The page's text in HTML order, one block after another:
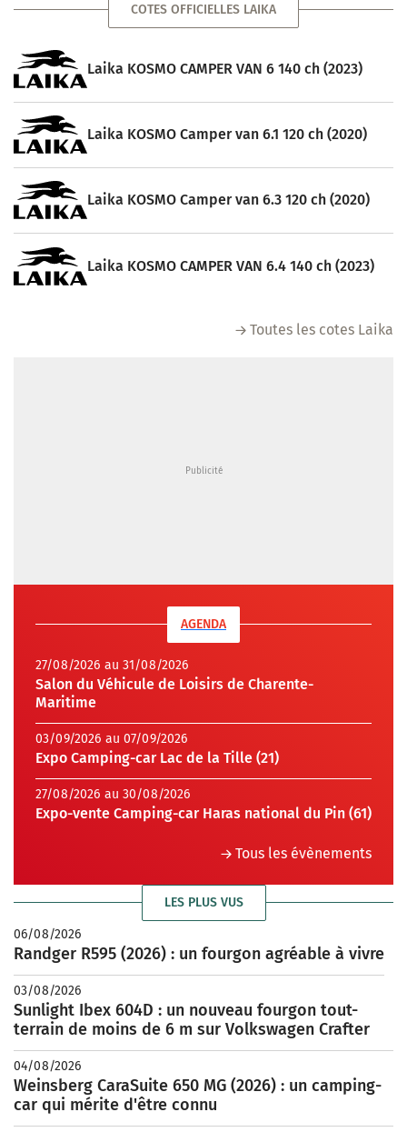
COTES OFFICIELLES LAIKA
Laika KOSMO CAMPER VAN 6 140 ch (2023)
Laika KOSMO Camper van 6.1 120 ch (2020)
Laika KOSMO Camper van 6.3 120 ch (2020)
Laika KOSMO CAMPER VAN 6.4 140 ch (2023)
Toutes les cotes Laika
AGENDA
27/08/2026 au 31/08/2026
Salon du Véhicule de Loisirs de Charente-
Maritime
03/09/2026 au 07/09/2026
Expo Camping-car Lac de la Tille (21)
27/08/2026 au 30/08/2026
Expo-vente Camping-car Haras national du Pin (61)
Tous les évènements
LES PLUS VUS
06/08/2026
Randger R595 (2026) : un fourgon agréable à vivre
03/08/2026
Sunlight Ibex 604D : un nouveau fourgon tout-
terrain de moins de 6 m sur Volkswagen Crafter
04/08/2026
Weinsberg CaraSuite 650 MG (2026) : un camping-
car qui mérite d'être connu